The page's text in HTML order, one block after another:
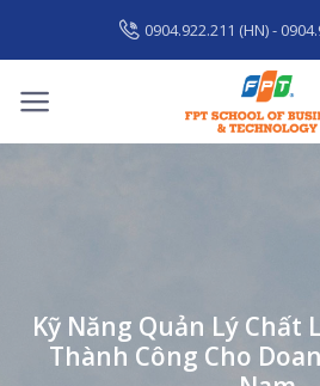
content
0904.922.211 (HN) -
Kỹ Năng Quản Lý Chất
Thành Công Cho